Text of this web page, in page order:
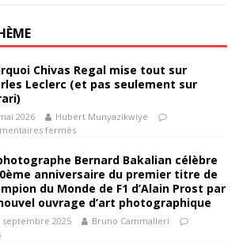
Chivas Regal mise tout sur
Leclerc (et pas seulement sur
2026
Hubert Munyazikwiye
fermés
Bernard Bakalian célèbre
anniversaire du premier titre de
du Monde de F1 d’Alain Prost par
ouvrage d’art photographique
septembre 2025
Bruno Cammalleri